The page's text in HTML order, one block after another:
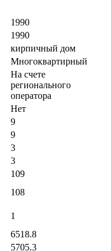
1990
1990
кирпичный дом
Многоквартирный
На счете
регионального
оператора
Нет
9
9
3
3
109
108
1
6518.8
5705.3